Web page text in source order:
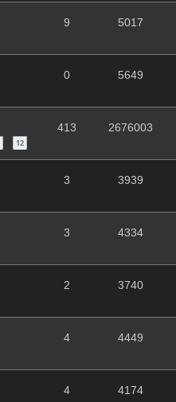
9 5017
0 5649
12
413 2676003
3 3939
3 4334
2 3740
4 4449
4 4174